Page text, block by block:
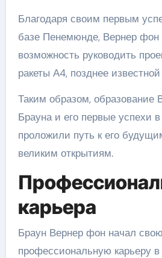
Благодаря своим первым
базе Пенемюнде, Вернер фон
возможность руководить
ракеты А4, позднее
Таким образом, образование
Брауна и его первые успехи в
проложили путь к его
великим открытиям.
карьера
Браун Вернер фон начал свою
профессиональную карьеру в